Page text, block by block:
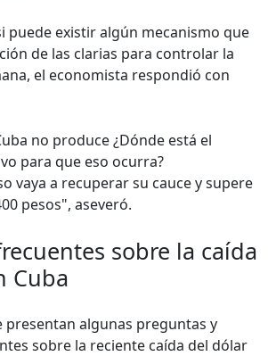
puede existir algún mecanismo que
de las clarias para controlar la
el economista respondió con
no produce ¿Dónde está el
para que eso ocurra?
vaya a recuperar su cauce y supere
pesos", aseveró.
sobre la caída
Cuba
presentan algunas preguntas y
sobre la reciente caída del dólar